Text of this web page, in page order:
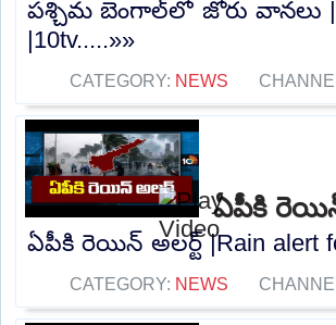
పశ్చిమ బెంగాల్‌లో జోరు వానలు |
|10tv.....»»
CATEGORY: NEWS
ఏపీకి రెయిన్
ఏపీకి రెయిన్ అలర్ట్ |Rain alert
CATEGORY: NEWS